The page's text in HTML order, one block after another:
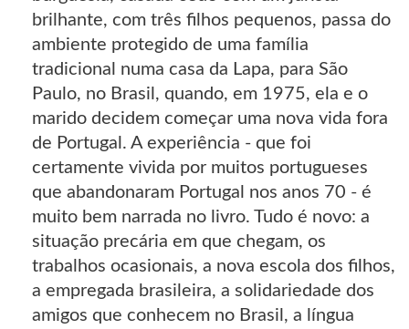
brilhante, com três filhos pequenos, passa do
ambiente protegido de uma família
tradicional numa casa da Lapa, para São
Paulo, no Brasil, quando, em 1975, ela e o
marido decidem começar uma nova vida fora
de Portugal. A experiência - que foi
certamente vivida por muitos portugueses
que abandonaram Portugal nos anos 70 - é
muito bem narrada no livro. Tudo é novo: a
situação precária em que chegam, os
trabalhos ocasionais, a nova escola dos filhos,
a empregada brasileira, a solidariedade dos
amigos que conhecem no Brasil, a língua